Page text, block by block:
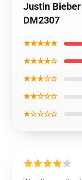
Justin
DM2307
★★★★★
★★★★☆
★★★☆☆
★★☆☆☆
★☆☆☆☆